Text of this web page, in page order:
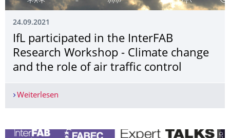
24.09.2021
IfL participated in the InterFAB
Research Workshop - Climate change
and the role of air traffic control
Weiterlesen